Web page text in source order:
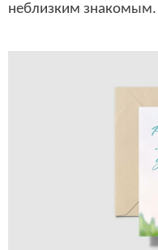
неблизким знакомым.